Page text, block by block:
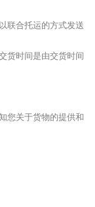
联合托运的方式发送
货时间是由交货时间
您关于货物的提供和